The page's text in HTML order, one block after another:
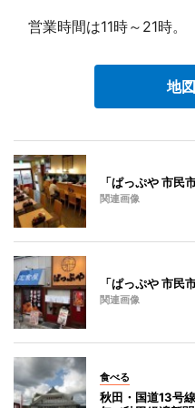
営業時間は11時～21時。
地
「ぱっぷや 市民
関連画像
「ぱっぷや 市民
関連画像
食べる
秋田・国道13号